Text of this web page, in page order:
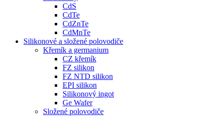
CdS
CdTe
CdZnTe
CdMnTe
Silikonové a složené polovodiče
Křemík a germanium
CZ křemík
FZ silikon
FZ NTD silikon
EPI silikon
Silikonový ingot
Ge Wafer
Složené polovodiče